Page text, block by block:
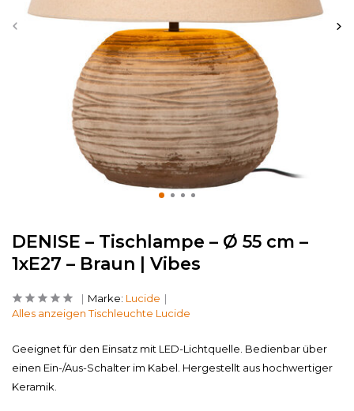
DENISE – Tischlampe – Ø 55 cm –
1xE27 – Braun | Vibes
Marke: Lucide
Alles anzeigen Tischleuchte Lucide
Geeignet für den Einsatz mit LED-Lichtquelle. Bedienbar über
einen Ein-/Aus-Schalter im Kabel. Hergestellt aus hochwertiger
Keramik.